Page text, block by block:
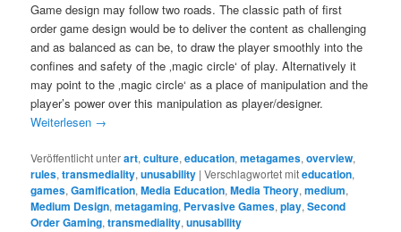
Game design may follow two roads. The classic path of first
order game design would be to deliver the content as challenging
and as balanced as can be, to draw the player smoothly into the
confines and safety of the ‚magic circle‘ of play. Alternatively it
may point to the ‚magic circle‘ as a place of manipulation and the
player’s power over this manipulation as player/designer.
Weiterlesen →
Veröffentlicht unterart,culture,education,metagames,overview,
rules,transmediality,unusability |Verschlagwortet miteducation,
games,Gamification,Media Education,Media Theory,medium,
Medium Design,metagaming, Pervasive Games,play,Second
Order Gaming,transmediality,unusability